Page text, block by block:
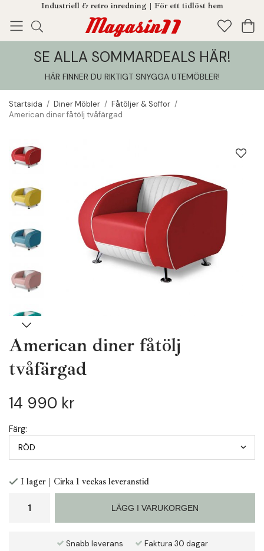
Industriell & retro inredning | För ett tidlöst hem
Enjoy! Tillagt i din varukorg
SE ALLA SOMMARDEALS HÄR!
HÄR FINNER DU RIKTIGT SNYGGA UTEMÖBLER!
Startsida / Diner Möbler / Fåtöljer & Soffor /
American diner fåtölj tvåfärgad
American diner fåtölj
tvåfärgad
14 990 kr
Färg:
I lager | Cirka 1 veckas leveranstid
LÄGG I VARUKORGEN
Snabb leverans
Faktura 30 dagar